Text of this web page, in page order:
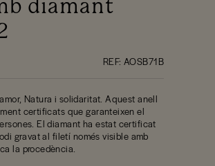
diamant
REF: AOSB71B
Natura i solidaritat. Aquest anell
certificats que garanteixen el
El diamant ha estat certificat
gravat al filetí només visible amb
la procedència.